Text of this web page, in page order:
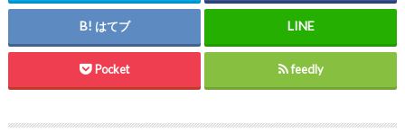
はてブ
Pocket feedly